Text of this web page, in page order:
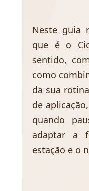
Neste guia
que é o
sentido,
como
da sua
de
quando
adaptar a
estação e o